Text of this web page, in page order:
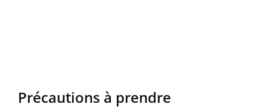
Précautions à prendre